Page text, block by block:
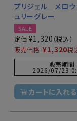
プリジェル メロ
ュリーグレー
SALE
定価 ¥1,320
販売価格 ¥1,320税
販売期間
2026/07/23
カートに入れる